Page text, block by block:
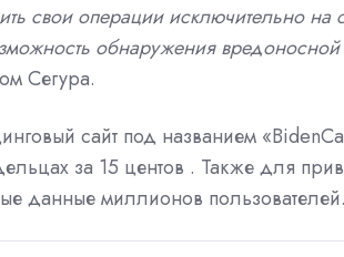
свои операции исключительно на
обнаружения
Сегура.
сайт под названием
за 15 центов . Также для
данные миллионов пользователей.